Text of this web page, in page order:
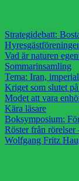
Strategidebatt:
Vad är naturen
Sommarinsamling
Tema: Iran,
Kriget som slutet
Modet att vara
Kära läsare
Boksymposium:
Röster från rörelser
Wolfgang Fritz